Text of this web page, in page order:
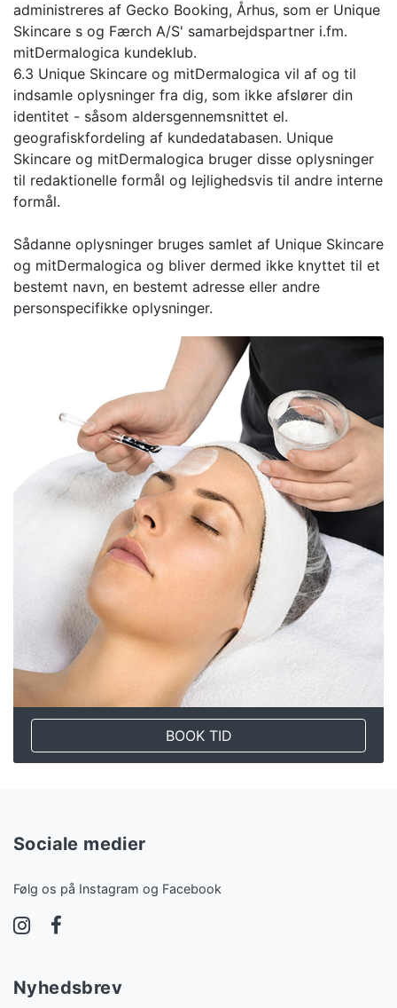
administreres af Gecko Booking, Århus, som er Unique
Skincare s og Færch A/S' samarbejdspartner i.fm.
mitDermalogica kundeklub.
6.3 Unique Skincare og mitDermalogica vil af og til
indsamle oplysninger fra dig, som ikke afslører din
identitet - såsom aldersgennemsnittet el.
geografiskfordeling af kundedatabasen. Unique
Skincare og mitDermalogica bruger disse oplysninger
til redaktionelle formål og lejlighedsvis til andre interne
formål.
Sådanne oplysninger bruges samlet af Unique Skincare
og mitDermalogica og bliver dermed ikke knyttet til et
bestemt navn, en bestemt adresse eller andre
personspecifikke oplysninger.
BOOK TID
Sociale medier
Følg os på Instagram og Facebook
Nyhedsbrev